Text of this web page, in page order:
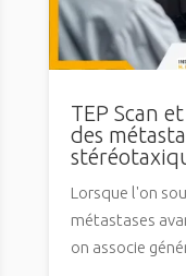
TEP Scan
des
Lorsque l'on
métastases
on associe